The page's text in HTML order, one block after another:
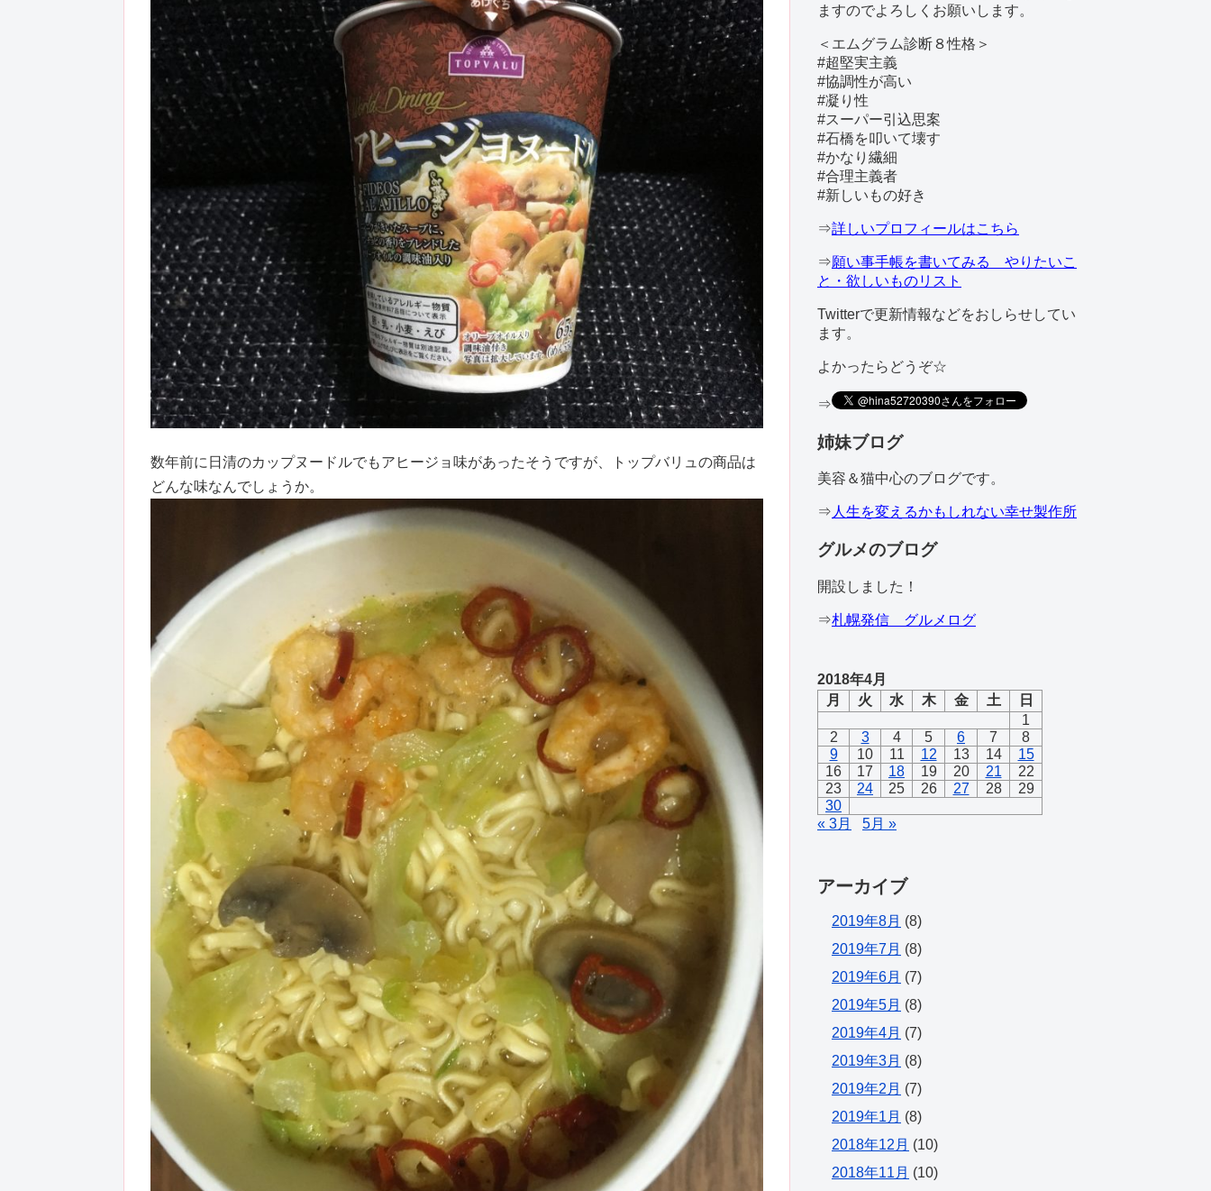
数年前に日清のカップヌードルでもアヒージョ味があったそうですが、トップバリュの商品は
どんな味なんでしょうか。
ますのでよろしくお願いします。
＜エムグラム診断８性格＞
#超堅実主義
#協調性が高い
#凝り性
#スーパー引込思案
#石橋を叩いて壊す
#かなり繊細
#合理主義者
#新しいもの好き
⇒詳しいプロフィールはこちら
⇒願い事手帳を書いてみる やりたいこ
と・欲しいものリスト
Twitterで更新情報などをおしらせしてい
ます。
よかったらどうぞ☆
⇒
姉妹ブログ
美容＆猫中心のブログです。
⇒ 人生を変えるかもしれない幸せ製作所
グルメのブログ
開設しました！
⇒札幌発信 グルメログ
2018年4月
月
火 水 木 金 土
日
1
2
3 4 5 6 7
8
9
10 11 12 13 14
15
16
17 18 19 20 21
22
23
24 25 26 27 28
29
30
« 3月
5月 »
アーカイブ
2019年8月 (8)
2019年7月 (8)
2019年6月 (7)
2019年5月 (8)
2019年4月 (7)
2019年3月 (8)
2019年2月 (7)
2019年1月 (8)
2018年12月 (10)
2018年11月 (10)